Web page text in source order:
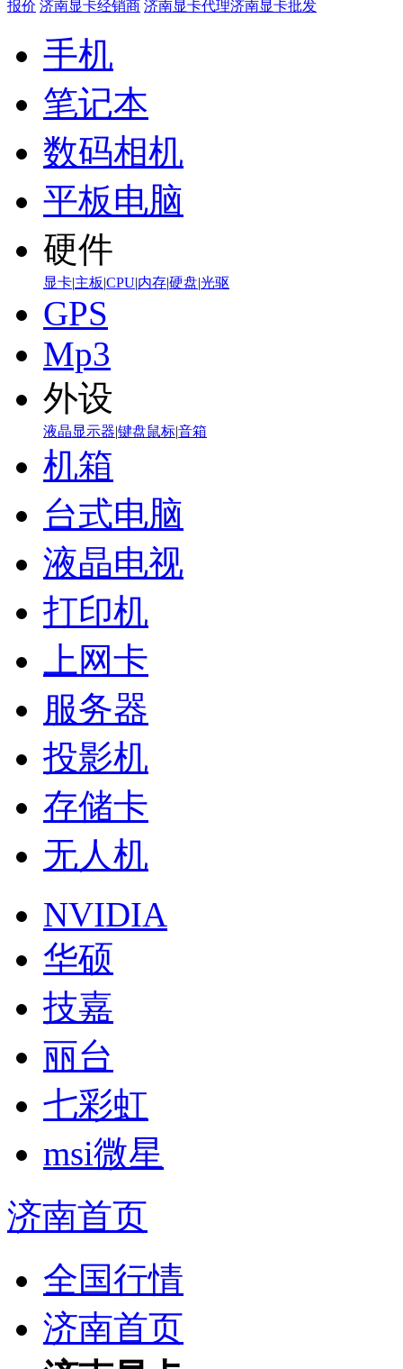
报价 济南显卡经销商 济南显卡代理济南显卡批发
手机
笔记本
数码相机
平板电脑
硬件
显卡|主板|CPU|内存|硬盘|光驱
GPS
Mp3
外设
液晶显示器|键盘鼠标|音箱
机箱
台式电脑
液晶电视
打印机
上网卡
服务器
投影机
存储卡
无人机
NVIDIA
华硕
技嘉
丽台
七彩虹
msi微星
济南首页
全国行情
济南首页